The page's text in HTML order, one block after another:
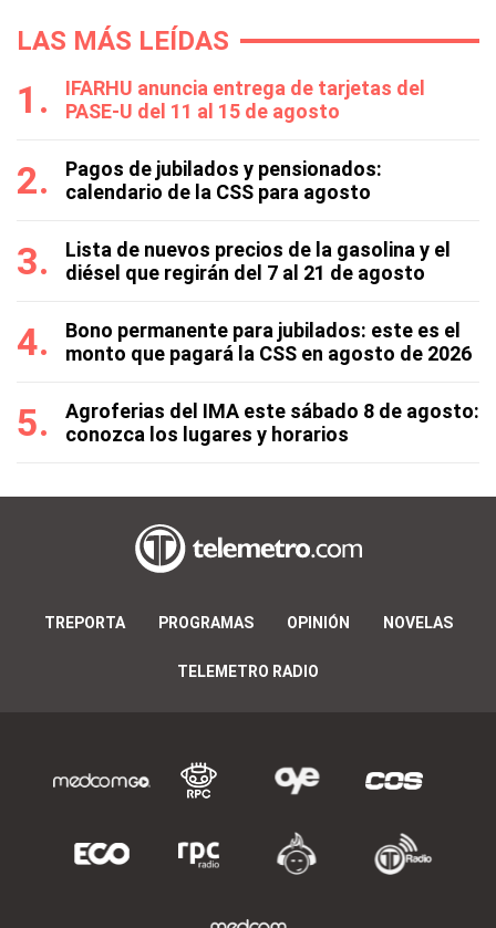
LAS MÁS LEÍDAS
IFARHU anuncia entrega de tarjetas del
PASE-U del 11 al 15 de agosto
Pagos de jubilados y pensionados:
calendario de la CSS para agosto
Lista de nuevos precios de la gasolina y el
diésel que regirán del 7 al 21 de agosto
Bono permanente para jubilados: este es el
monto que pagará la CSS en agosto de 2026
Agroferias del IMA este sábado 8 de agosto:
conozca los lugares y horarios
TREPORTA PROGRAMAS OPINIÓN NOVELAS
TELEMETRO RADIO